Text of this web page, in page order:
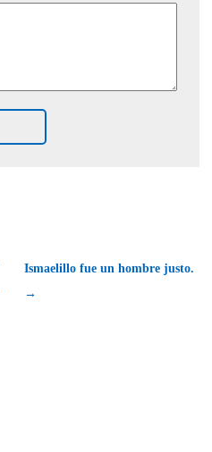
Ismaelillo fue un hombre justo.
→